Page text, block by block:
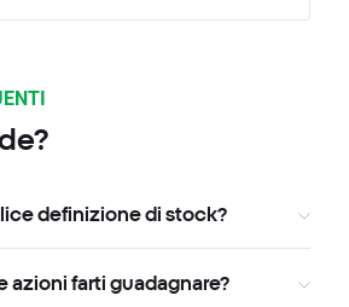
definizione di stock?
azioni farti guadagnare?